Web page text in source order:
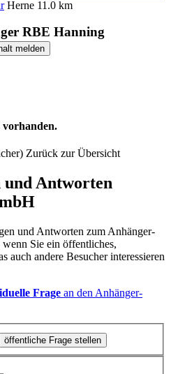
Herne 11.0 km
RBE Hanning
melden
vorhanden.
Zurück zur Übersicht
Antworten
und Antworten zum Anhänger-
Sie ein öffentliches,
auch andere Besucher interessieren
Frage an den Anhänger-
öffentliche Frage stellen